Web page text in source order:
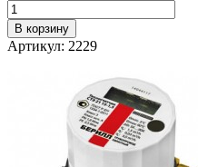
В корзину
Артикул: 2229